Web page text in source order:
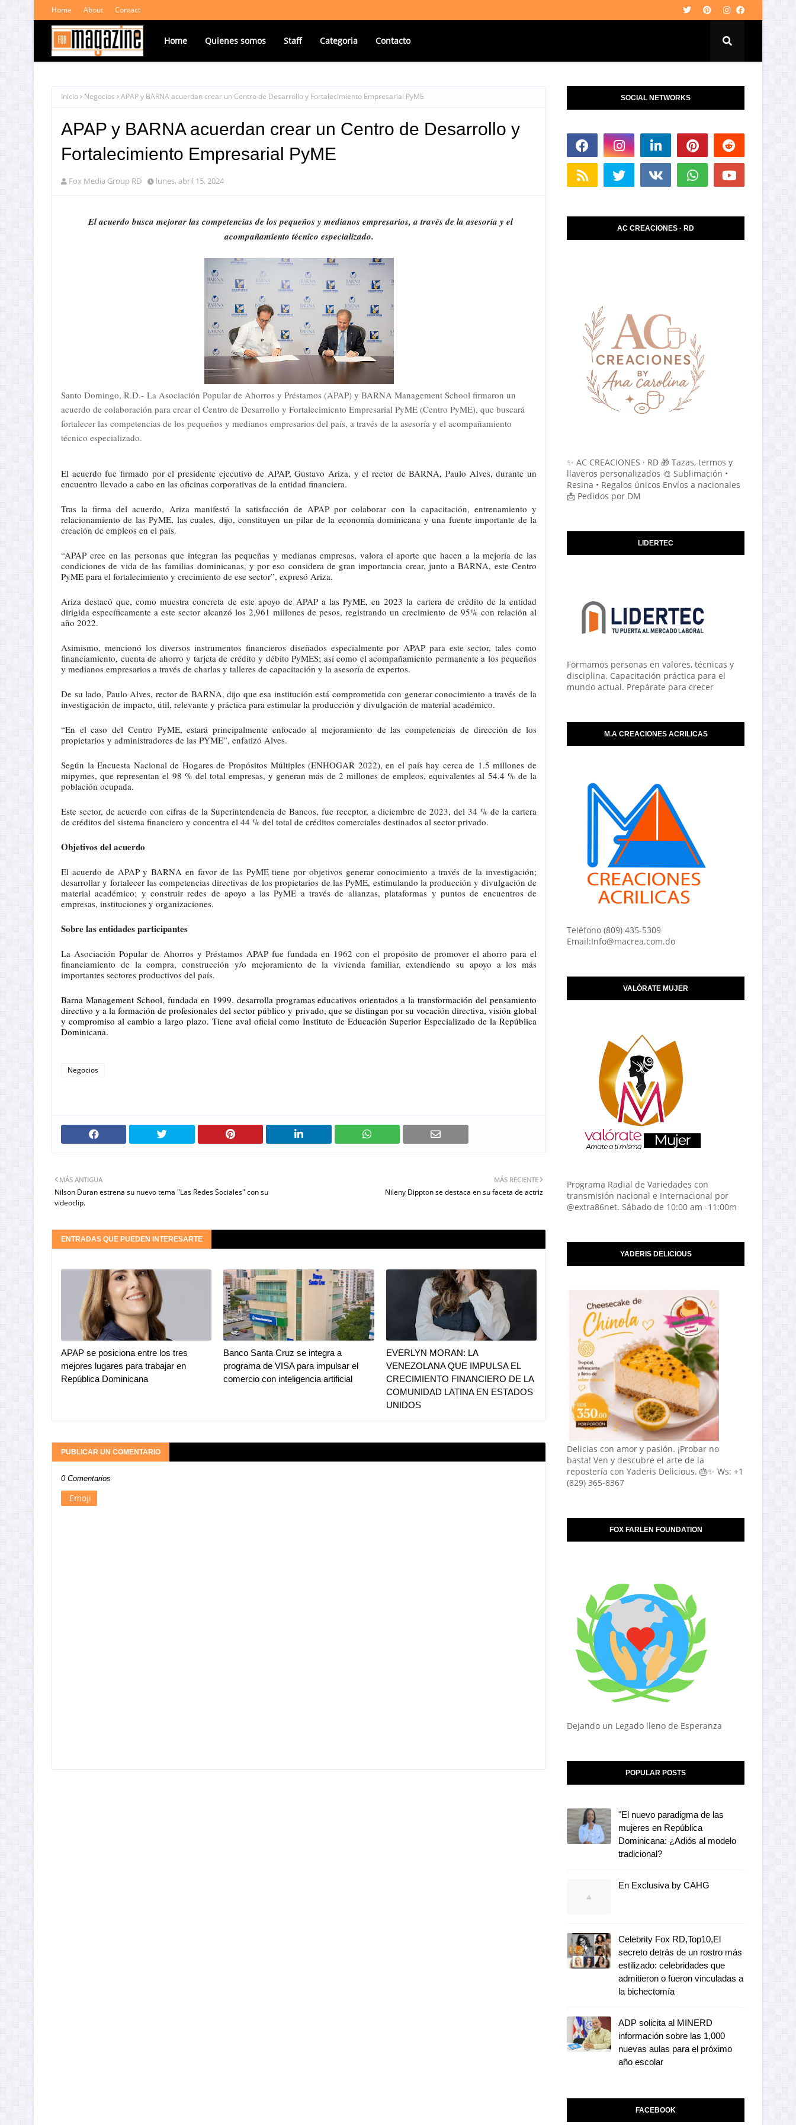
Home About Contact
Home Quienes somos Staff Categoria Contacto
Inicio Negocios APAP y BARNA acuerdan crear un Centro de Desarrollo y Fortalecimiento Empresarial PyME
APAP y BARNA acuerdan crear un Centro de Desarrollo y
Fortalecimiento Empresarial PyME
Fox Media Group RD lunes, abril 15, 2024
El acuerdo busca mejorar las competencias de los pequeños y medianos empresarios, a través de la asesoría y el
acompañamiento técnico especializado.
Santo Domingo, R.D.- La Asociación Popular de Ahorros y Préstamos (APAP) y BARNA Management School firmaron un
acuerdo de colaboración para crear el Centro de Desarrollo y Fortalecimiento Empresarial PyME (Centro PyME), que buscará
fortalecer las competencias de los pequeños y medianos empresarios del país, a través de la asesoría y el acompañamiento
técnico especializado.
El acuerdo fue firmado por el presidente ejecutivo de APAP, Gustavo Ariza, y el rector de BARNA, Paulo Alves, durante un
encuentro llevado a cabo en las oficinas corporativas de la entidad financiera.
Tras la firma del acuerdo, Ariza manifestó la satisfacción de APAP por colaborar con la capacitación, entrenamiento y
relacionamiento de las PyME, las cuales, dijo, constituyen un pilar de la economía dominicana y una fuente importante de la
creación de empleos en el país.
“APAP cree en las personas que integran las pequeñas y medianas empresas, valora el aporte que hacen a la mejoría de las
condiciones de vida de las familias dominicanas, y por eso considera de gran importancia crear, junto a BARNA, este Centro
PyME para el fortalecimiento y crecimiento de ese sector”, expresó Ariza.
Ariza destacó que, como muestra concreta de este apoyo de APAP a las PyME, en 2023 la cartera de crédito de la entidad
dirigida específicamente a este sector alcanzó los 2,961 millones de pesos, registrando un crecimiento de 95% con relación al
año 2022.
Asimismo, mencionó los diversos instrumentos financieros diseñados especialmente por APAP para este sector, tales como
financiamiento, cuenta de ahorro y tarjeta de crédito y débito PyMES; así como el acompañamiento permanente a los pequeños
y medianos empresarios a través de charlas y talleres de capacitación y la asesoría de expertos.
De su lado, Paulo Alves, rector de BARNA, dijo que esa institución está comprometida con generar conocimiento a través de la
investigación de impacto, útil, relevante y práctica para estimular la producción y divulgación de material académico.
“En el caso del Centro PyME, estará principalmente enfocado al mejoramiento de las competencias de dirección de los
propietarios y administradores de las PYME”, enfatizó Alves.
Según la Encuesta Nacional de Hogares de Propósitos Múltiples (ENHOGAR 2022), en el país hay cerca de 1.5 millones de
mipymes, que representan el 98 % del total empresas, y generan más de 2 millones de empleos, equivalentes al 54.4 % de la
población ocupada.
Este sector, de acuerdo con cifras de la Superintendencia de Bancos, fue receptor, a diciembre de 2023, del 34 % de la cartera
de créditos del sistema financiero y concentra el 44 % del total de créditos comerciales destinados al sector privado.
Objetivos del acuerdo
El acuerdo de APAP y BARNA en favor de las PyME tiene por objetivos generar conocimiento a través de la investigación;
desarrollar y fortalecer las competencias directivas de los propietarios de las PyME, estimulando la producción y divulgación de
material académico; y construir redes de apoyo a las PyME a través de alianzas, plataformas y puntos de encuentros de
empresas, instituciones y organizaciones.
Sobre las entidades participantes
La Asociación Popular de Ahorros y Préstamos APAP fue fundada en 1962 con el propósito de promover el ahorro para el
financiamiento de la compra, construcción y/o mejoramiento de la vivienda familiar, extendiendo su apoyo a los más
importantes sectores productivos del país.
Barna Management School, fundada en 1999, desarrolla programas educativos orientados a la transformación del pensamiento
directivo y a la formación de profesionales del sector público y privado, que se distingan por su vocación directiva, visión global
y compromiso al cambio a largo plazo. Tiene aval oficial como Instituto de Educación Superior Especializado de la República
Dominicana.
Negocios
MÁS RECIENTE
Nileny Dippton se destaca en su faceta de actriz
MÁS ANTIGUA
Nilson Duran estrena su nuevo tema "Las Redes Sociales" con su
videoclip.
ENTRADAS QUE PUEDEN INTERESARTE
APAP se posiciona entre los tres
mejores lugares para trabajar en
República Dominicana
Banco Santa Cruz se integra a
programa de VISA para impulsar el
comercio con inteligencia artificial
EVERLYN MORAN: LA
VENEZOLANA QUE IMPULSA EL
CRECIMIENTO FINANCIERO DE LA
COMUNIDAD LATINA EN ESTADOS
UNIDOS
PUBLICAR UN COMENTARIO
0 Comentarios
Emoji
SOCIAL NETWORKS
AC CREACIONES · RD
✨ AC CREACIONES · RD 🎁 Tazas, termos y
llaveros personalizados 🎨 Sublimación •
Resina • Regalos únicos Envíos a nacionales
📩 Pedidos por DM
LIDERTEC
Formamos personas en valores, técnicas y
disciplina. Capacitación práctica para el
mundo actual. Prepárate para crecer
M.A CREACIONES ACRILICAS
Teléfono (809) 435-5309
Email:Info@macrea.com.do
VALÓRATE MUJER
Programa Radial de Variedades con
transmisión nacional e Internacional por
@extra86net. Sábado de 10:00 am -11:00m
YADERIS DELICIOUS
Delicias con amor y pasión. ¡Probar no
basta! Ven y descubre el arte de la
repostería con Yaderis Delicious. 🎂✨ Ws: +1
(829) 365-8367
FOX FARLEN FOUNDATION
Dejando un Legado lleno de Esperanza
POPULAR POSTS
"El nuevo paradigma de las
mujeres en República
Dominicana: ¿Adiós al modelo
tradicional?
En Exclusiva by CAHG
Celebrity Fox RD,Top10,El
secreto detrás de un rostro más
estilizado: celebridades que
admitieron o fueron vinculadas a
la bichectomía
ADP solicita al MINERD
información sobre las 1,000
nuevas aulas para el próximo
año escolar
FACEBOOK